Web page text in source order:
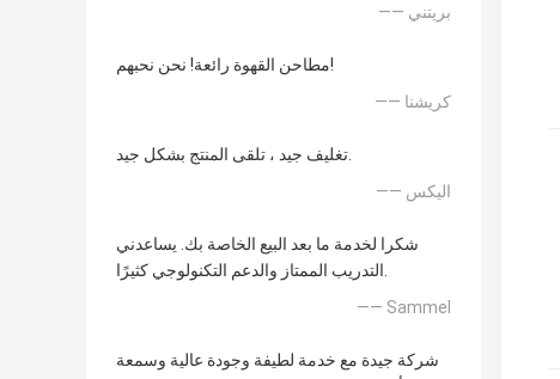
—— بريتني
مطاحن القهوة رائعة! نحن نحبهم!
—— كريشنا
تغليف جيد ، تلقى المنتج بشكل جيد.
—— اليكس
شكرا لخدمة ما بعد البيع الخاصة بك. يساعدني
التدريب الممتاز والدعم التكنولوجي كثيرًا.
—— Sammel
شركة جيدة مع خدمة لطيفة وجودة عالية وسمعة